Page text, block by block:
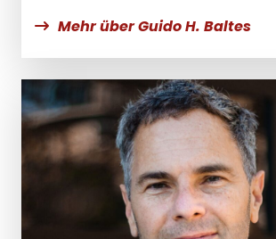
Mehr über Guido H. Baltes